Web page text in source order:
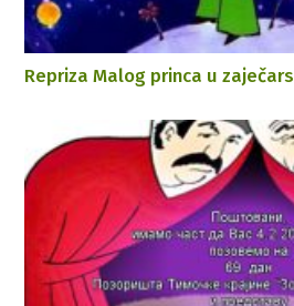
Repriza Malog princa u